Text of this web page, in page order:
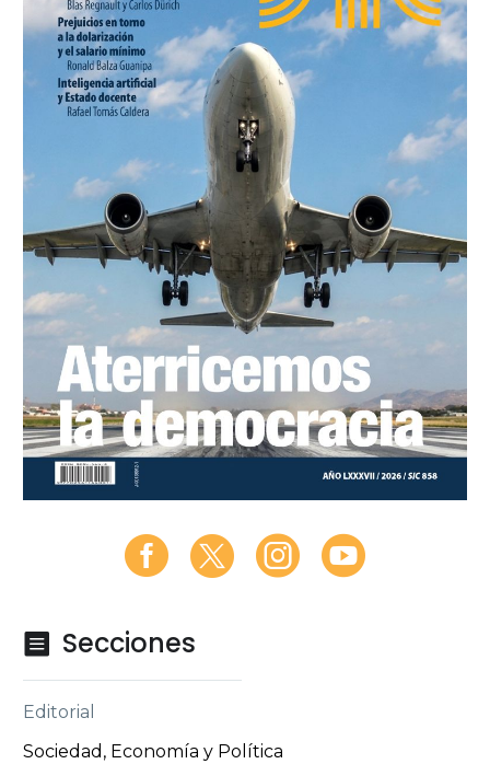
 Secciones
Editorial
Sociedad, Economía y Política